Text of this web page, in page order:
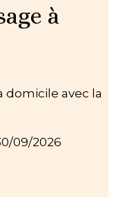
à
avec la
09/2026